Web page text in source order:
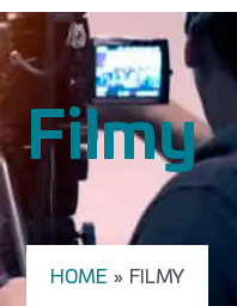
Filmy
HOME » FILMY